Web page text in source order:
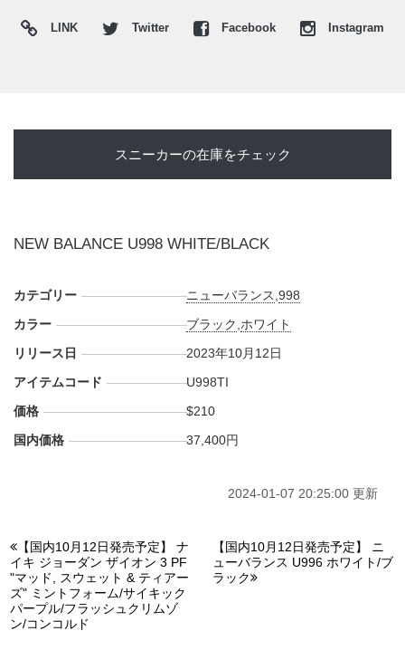
LINK Twitter Facebook Instagram
スニーカーの在庫をチェック
NEW BALANCE U998 WHITE/BLACK
カテゴリー ニューバランス ,998
カラー
ブラック ホワイト
リリース日
2023年10月12日
アイテムコード
U998TI
価格
$210
国内価格
37,400円
2024-01-07 20:25:00 更新
【国内10月12日発売予定】 ナ
イキ ジョーダン ザイオン 3 PF
"マッド, スウェット & ティアー
ズ" ミントフォーム/サイキック
パープル/フラッシュクリムゾ
ン/コンコルド
【国内10月12日発売予定】 ニ
ューバランス U996 ホワイト/ブ
ラック